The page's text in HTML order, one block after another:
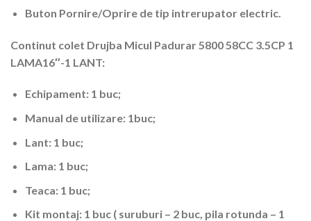
Buton Pornire/Oprire de tip intrerupator electric.
Continut colet Drujba Micul Padurar 5800 58CC 3.5CP 1
LAMA16″-1 LANT:
Echipament: 1 buc;
Manual de utilizare: 1buc;
Lant: 1 buc;
Lama: 1 buc;
Teaca: 1 buc;
Kit montaj: 1 buc ( suruburi – 2 buc, pila rotunda – 1